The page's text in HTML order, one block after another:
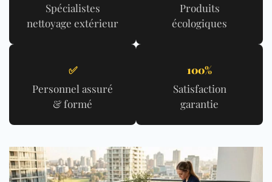
Spécialistes
nettoyage extérieur
Produits
écologiques
✅
Personnel assuré
& formé
100%
Satisfaction
garantie